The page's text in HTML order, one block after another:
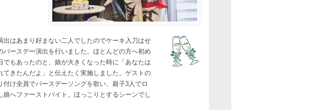
出はあまり好まない二人でしたのでケーキ入刀はせ
バースデー演出を行いました。ほとんどの方へ初め
でもあったのと、娘が大きくなった時に「あなたは
てきたんだよ」と伝えたく実施しました。ゲストの
付け全員でバースデーソングを歌い、親子3人でロ
娘へファーストバイト。ほっこりとするシーンでし